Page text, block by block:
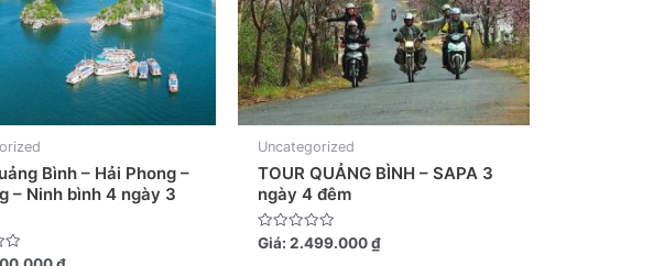
Bình – Hải Phong –
– Ninh bình 4 ngày 3
Uncategorized
TOUR QUẢNG BÌNH – SAPA 3
ngày 4 đêm
Được
xếp
Giá: 2.499.000₫